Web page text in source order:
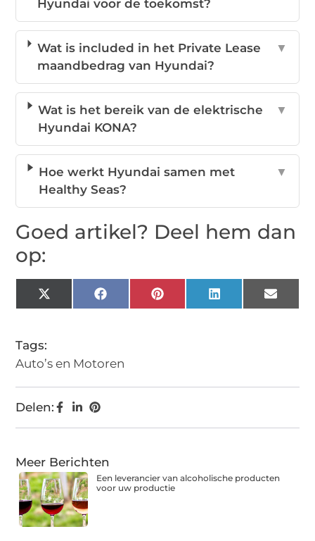
Hyundai voor de toekomst?
Wat is included in het Private Lease
maandbedrag van Hyundai?
▼
Wat is het bereik van de elektrische
Hyundai KONA?
▼
Hoe werkt Hyundai samen met
Healthy Seas?
▼
Goed artikel? Deel hem dan
op:
X
(Twitter)
FacebookPinterestLinkedIn Email
Tags:
Auto’s en Motoren
Delen:
Meer Berichten
Een leverancier van alcoholische producten
voor uw productie